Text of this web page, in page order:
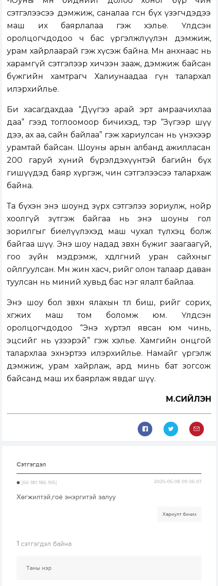
сэтгэлээсээ дэмжиж, саналаа өгсөн бүх үзэгчдэдээ
маш их баярлалаа гэж хэлье. Үлдсэн
оролцогчдодоо ч бас үргэлжлүүлэн дэмжиж,
урам хайрлаарай гэж хүсэж байна. Мөн анхнаас нь
харамгүй сэтгэлээр хичээн зааж, дэмжиж байсан
бүжгийн хамтрагч Халиунаадаа гүн талархал
илэрхийлье.
Би хасагдахдаа “Дүүгээ арай эрт амраачихлаа
даа” гээд тоглоомоор бичихэд, тэр “Зүгээр шүү
дээ, ах аа, сайн байлаа” гэж хариулсан нь үнэхээр
урамтай байсан. Шоуны арын албанд ажилласан
200 гаруй хүний бүрэлдэхүүнтэй багийн бүх
гишүүдэд баяр хүргэж, чин сэтгэлээсээ талархаж
байна.
Та бүхэн энэ шоунд зүрх сэтгэлээ зориулж, нойр
хоолгүй зүтгэж байгаа нь энэ шоуны гол
зорилгыг биелүүлэхэд маш чухал түлхэц болж
байгаа шүү. Энэ шоу надад зөвхөн бүжиг заагаагүй,
гоо зүйн мэдрэмж, хөдөлгөөний уран сайхныг
ойлгуулсан. Мөн жин хасч, өөрийгөө олон талаар даван
туулсан нь миний хувьд бас нэг ялалт байлаа.
Энэ шоу бол зөвхөн ялахын төлөө биш, өөрийгөө сорих,
хөгжих маш том боломж юм. Үлдсэн
оролцогчдодоо “Энэ хүртэл явсан юм чинь,
эцсийг нь үзээрэй” гэж хэлье. Хамгийн онцгой
талархлаа эхнэртээ илэрхийлье. Намайг үргэлж
дэмжиж, урам хайрлаж, ард минь бат зогсож
байсанд маш их баярлаж явдаг шүү.
М.СИЙЛЭН
Сэтгэгдэл
ө[66.181.186.105] 2025-05-08 09:36:07
Хөгжилтэй,гоё энэргитэй залуу
Хариулт бичих
1 сэтгэгдэл байна